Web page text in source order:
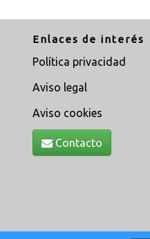
Enlaces de interés
Política privacidad
Aviso legal
Aviso cookies
Contacto